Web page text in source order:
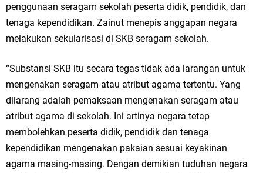
penggunaan seragam sekolah peserta didik, pendidik, dan
tenaga kependidikan. Zainut menepis anggapan negara
melakukan sekularisasi di SKB seragam sekolah.
“Substansi SKB itu secara tegas tidak ada larangan untuk
mengenakan seragam atau atribut agama tertentu. Yang
dilarang adalah pemaksaan mengenakan seragam atau
atribut agama di sekolah. Ini artinya negara tetap
membolehkan peserta didik, pendidik dan tenaga
kependidikan mengenakan pakaian sesuai keyakinan
agama masing-masing. Dengan demikian tuduhan negara